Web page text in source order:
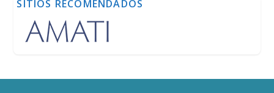
SITIOS RECOMENDADOS